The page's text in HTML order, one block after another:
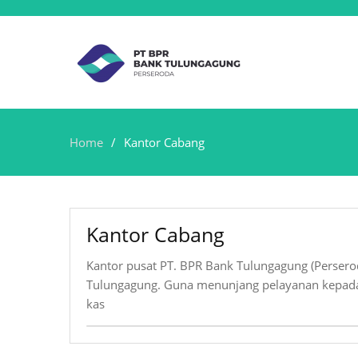
Home Kantor Cabang
Kantor Cabang
Kantor pusat PT. BPR Bank Tulungagung
Tulungagung. Guna menunjang pelayanan
kas